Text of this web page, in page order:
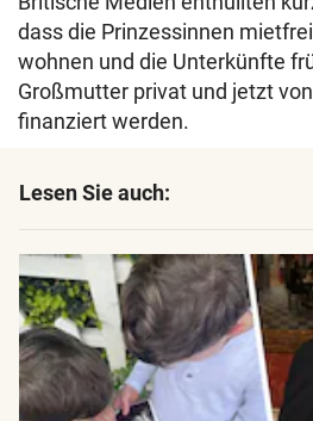
dass die Prinzessinnen
wohnen und die Unterkünfte
Großmutter privat und jetzt
finanziert werden.
Lesen Sie auch: